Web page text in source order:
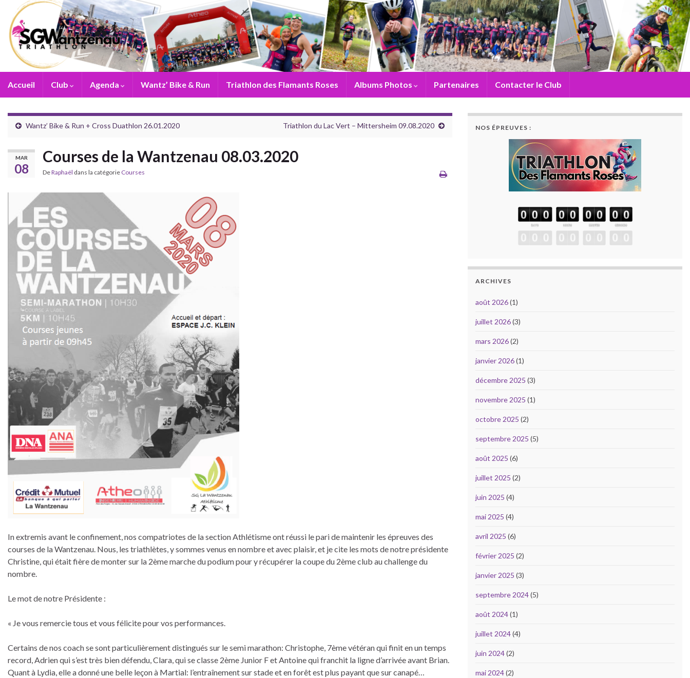
Accueil Club Agenda Wantz’ Bike & Run Triathlon des Flamants Roses Albums Photos Partenaires Contacter le Club
Wantz’ Bike & Run + Cross Duathlon 26.01.2020 Triathlon du Lac Vert – Mittersheim 09.08.2020
MAR
08
Courses de la Wantzenau 08.03.2020
DeRaphaël dans la catégorie Courses
In extremis avant le confinement, nos compatriotes de la section Athlétisme ont réussi le pari de maintenir les épreuves des
courses de la Wantzenau. Nous, les triathlètes, y sommes venus en nombre et avec plaisir, et je cite les mots de notre présidente
Christine, qui était fière de monter sur la 2ème marche du podium pour y récupérer la coupe du 2ème club au challenge du
nombre.
Le mot de notre Présidente :
« Je vous remercie tous et vous félicite pour vos performances.
Certains de nos coach se sont particulièrement distingués sur le semi marathon: Christophe, 7ème vétéran qui finit en un temps
record, Adrien qui s’est très bien défendu, Clara, qui se classe 2ème Junior F et Antoine qui franchit la ligne d’arrivée avant Brian.
Quant à Lydia, elle a donné une belle leçon à Martial: l’entraînement sur stade et en forêt est plus payant que sur canapé…
NOS ÉPREUVES :
ARCHIVES
août 2026(1)
juillet 2026(3)
mars 2026(2)
janvier 2026(1)
décembre 2025 (3)
novembre 2025 (1)
octobre 2025 (2)
septembre 2025 (5)
août 2025 (6)
juillet 2025 (2)
juin 2025 (4)
mai 2025 (4)
avril 2025 (6)
février 2025 (2)
janvier 2025 (3)
septembre 2024(5)
août 2024(1)
juillet 2024(4)
juin 2024(2)
mai 2024(2)